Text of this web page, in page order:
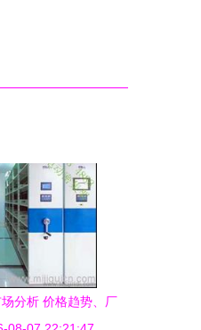
分析 价格趋势、厂